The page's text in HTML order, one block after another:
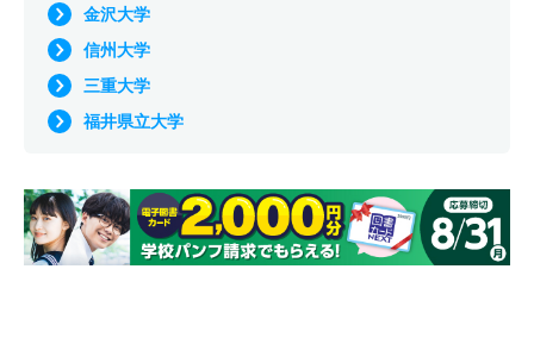
金沢大学
信州大学
三重大学
福井県立大学